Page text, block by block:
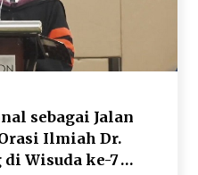
sebagai Jalan
Ilmiah Dr.
di Wisuda ke-7